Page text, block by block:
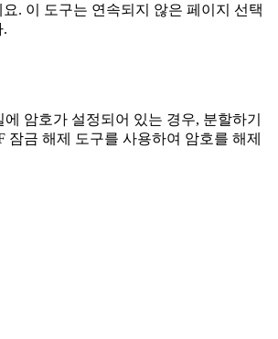
. 이 도구는 연속되지 않은 페이지 선택
.
에 암호가 설정되어 있는 경우, 분할하기
잠금 해제 도구를 사용하여 암호를 해제